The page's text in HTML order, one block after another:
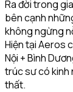
Ra đời trong
bên cạnh
không ngừng
Hiện tại Aeros
Nội + Bình
trúc sư có kinh
thất.